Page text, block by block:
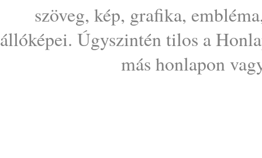
szöveg, kép, grafika,
állóképei. Úgyszintén tilos a
más honlapon